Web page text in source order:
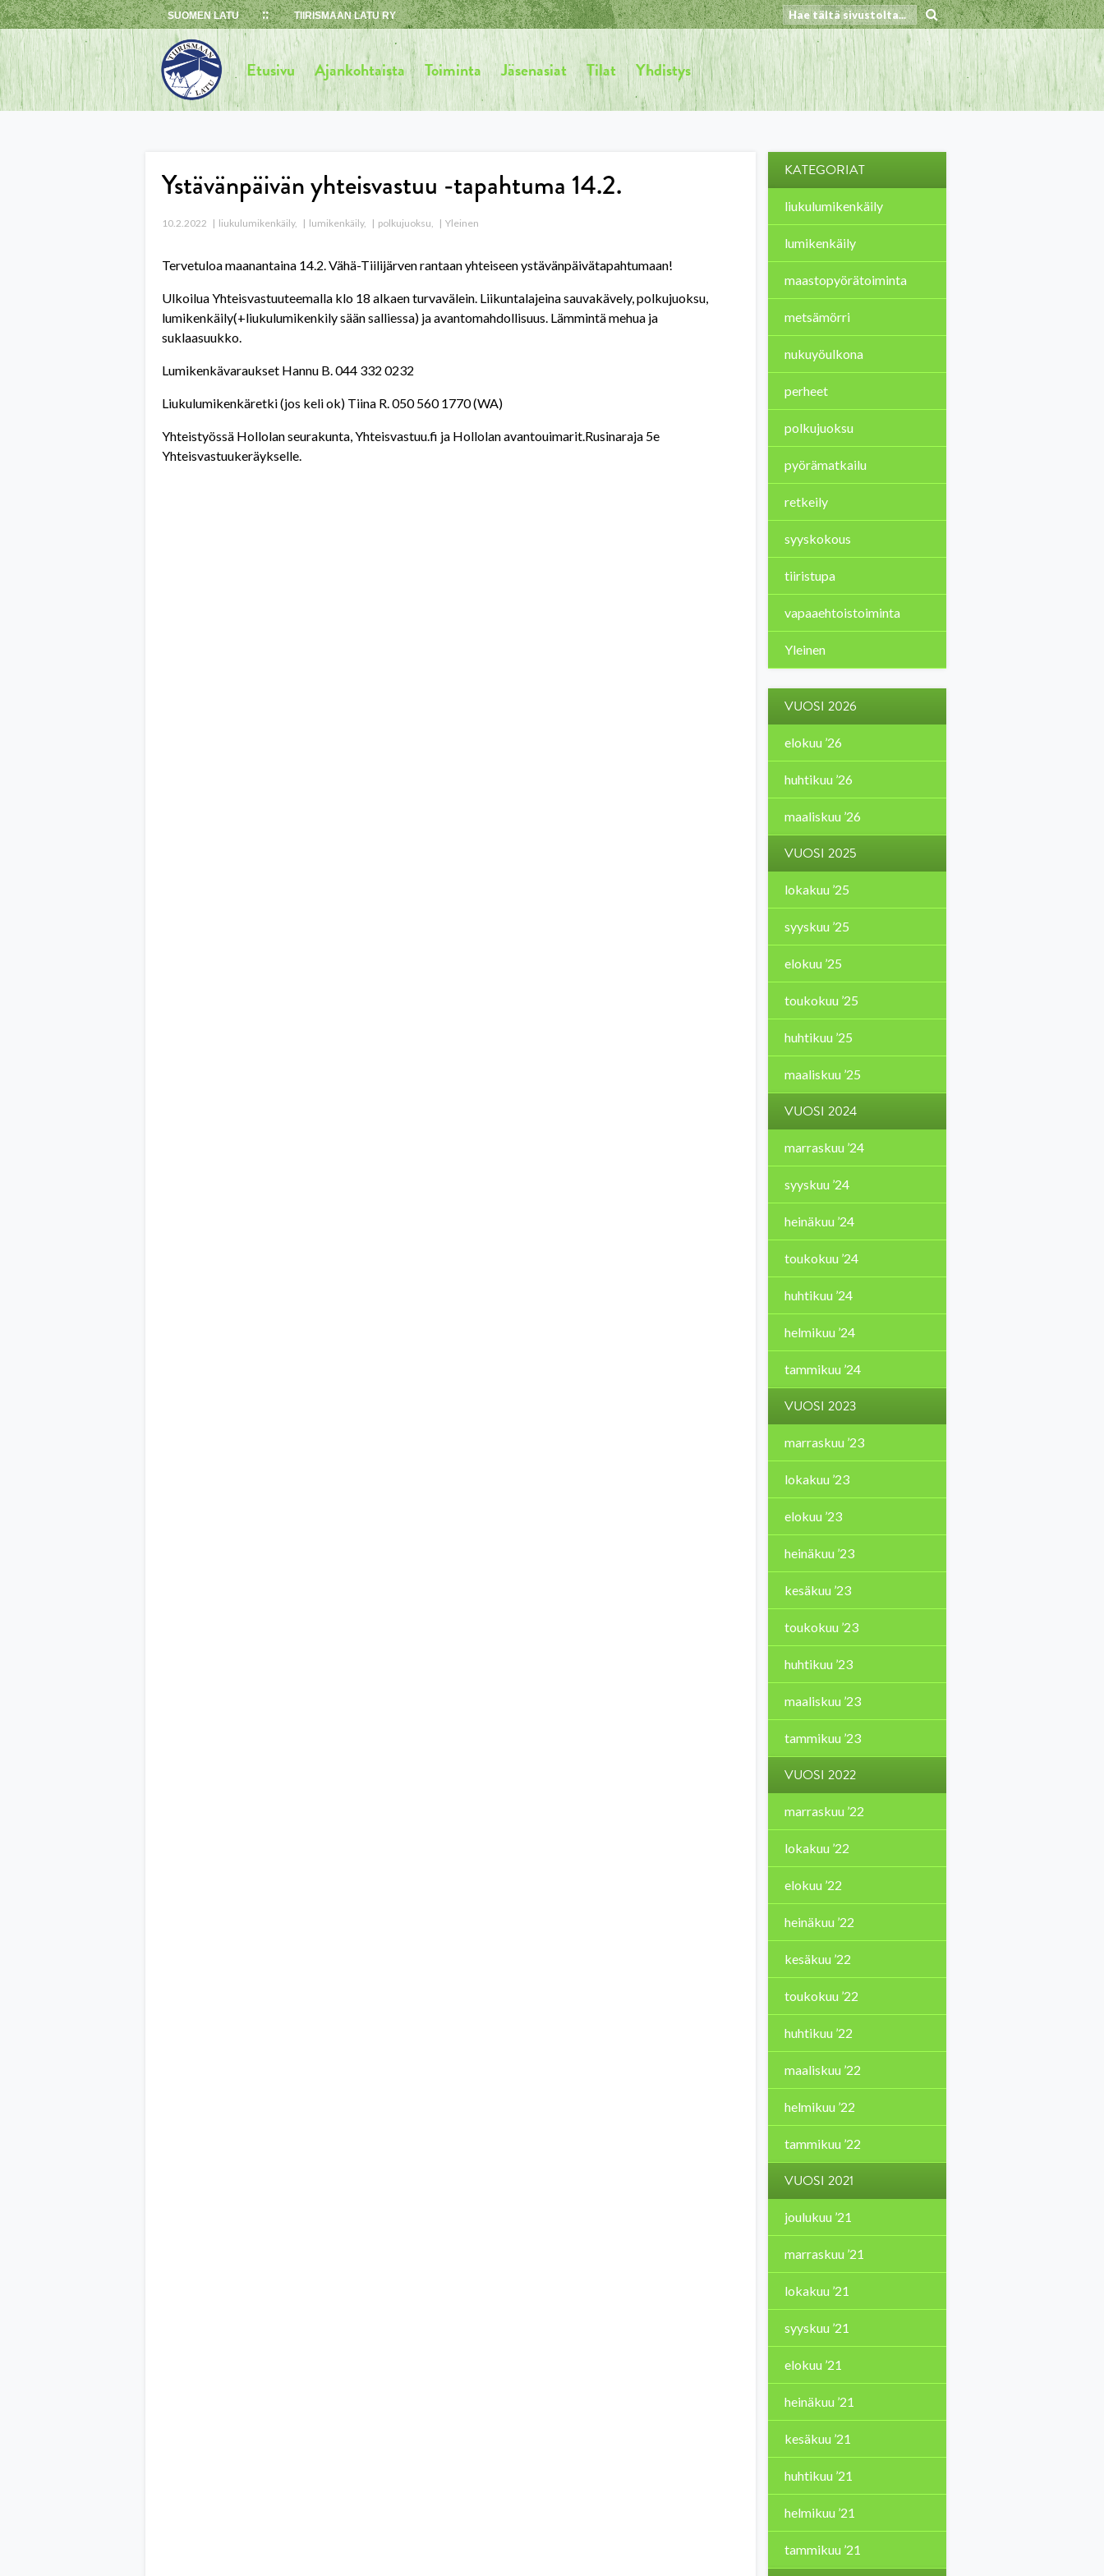
Skip
to
content
SUOMEN LATU TIIRISMAAN LATU RY
Etusivu Ajankohtaista Toiminta Jäsenasiat Tilat Yhdistys
Ystävänpäivän yhteisvastuu -tapahtuma 14.2.
10.2.2022 liukulumikenkäily, lumikenkäily, polkujuoksu, Yleinen
Tervetuloa maanantaina 14.2. Vähä-Tiilijärven rantaan yhteiseen ystävänpäivätapahtumaan!
Ulkoilua Yhteisvastuuteemalla klo 18 alkaen turvavälein. Liikuntalajeina sauvakävely, polkujuoksu,
lumikenkäily(+liukulumikenkily sään salliessa) ja avantomahdollisuus. Lämmintä mehua ja
suklaasuukko.
Lumikenkävaraukset Hannu B. 044 332 0232
Liukulumikenkäretki (jos keli ok) Tiina R. 050 560 1770 (WA)
Yhteistyössä Hollolan seurakunta, Yhteisvastuu.fi ja Hollolan avantouimarit.Rusinaraja 5e
Yhteisvastuukeräykselle.
KATEGORIAT
liukulumikenkäily
lumikenkäily
maastopyörätoiminta
metsämörri
nukuyöulkona
perheet
polkujuoksu
pyörämatkailu
retkeily
syyskokous
tiiristupa
vapaaehtoistoiminta
Yleinen
VUOSI 2026
elokuu ’26
huhtikuu ’26
maaliskuu ’26
VUOSI 2025
lokakuu ’25
syyskuu ’25
elokuu ’25
toukokuu ’25
huhtikuu ’25
maaliskuu ’25
VUOSI 2024
marraskuu ’24
syyskuu ’24
heinäkuu ’24
toukokuu ’24
huhtikuu ’24
helmikuu ’24
tammikuu ’24
VUOSI 2023
marraskuu ’23
lokakuu ’23
elokuu ’23
heinäkuu ’23
kesäkuu ’23
toukokuu ’23
huhtikuu ’23
maaliskuu ’23
tammikuu ’23
VUOSI 2022
marraskuu ’22
lokakuu ’22
elokuu ’22
heinäkuu ’22
kesäkuu ’22
toukokuu ’22
huhtikuu ’22
maaliskuu ’22
helmikuu ’22
tammikuu ’22
VUOSI 2021
joulukuu ’21
marraskuu ’21
lokakuu ’21
syyskuu ’21
elokuu ’21
heinäkuu ’21
kesäkuu ’21
huhtikuu ’21
helmikuu ’21
tammikuu ’21